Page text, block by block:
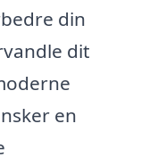
din
dit
en